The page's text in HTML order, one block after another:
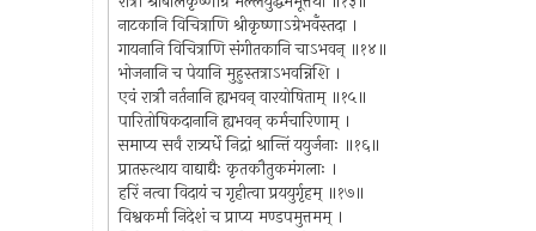
नाटकानि विचित्राणि श्रीकृष्णाऽग्रेभवँस्तदा ।
गायनानि विचित्राणि संगीतकानि चाऽभवन् ॥१४॥
भोजनानि च पेयानि मुहुस्तत्राऽभवन्निशि ।
एवं रात्रौ नर्तनानि ह्यभवन् वारयोषिताम् ॥१५॥
पारितोषिकदानानि ह्यभवन् कर्मचारिणाम् ।
समाप्य सर्वं रात्र्यर्धे निद्रां श्रान्तिं ययुर्जनाः ॥१६॥
प्रातरुत्थाय वाद्याद्यैः कृतकौतुकमंगलाः ।
हरिं नत्वा विदायं च गृहीत्वा प्रययुर्गृहम् ॥१७॥
विश्वकर्मा निदेशं च प्राप्य मण्डपमुत्तमम् ।